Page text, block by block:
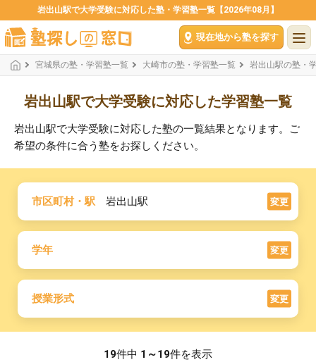
岩出山駅で大学受験に対応した塾・学習塾一覧【2026年08月】
現在地から塾を探す
宮城県の塾・学習塾一覧 大崎市の塾・学習塾一覧 岩出山駅の塾・
岩出山駅で大学受験に対応した学習塾一覧
岩出山駅で大学受験に対応した塾の一覧結果となります。ご
希望の条件に合う塾をお探しください。
市区町村・駅 岩出山駅 変更
学年 変更
授業形式 変更
19件中 1～19件を表示